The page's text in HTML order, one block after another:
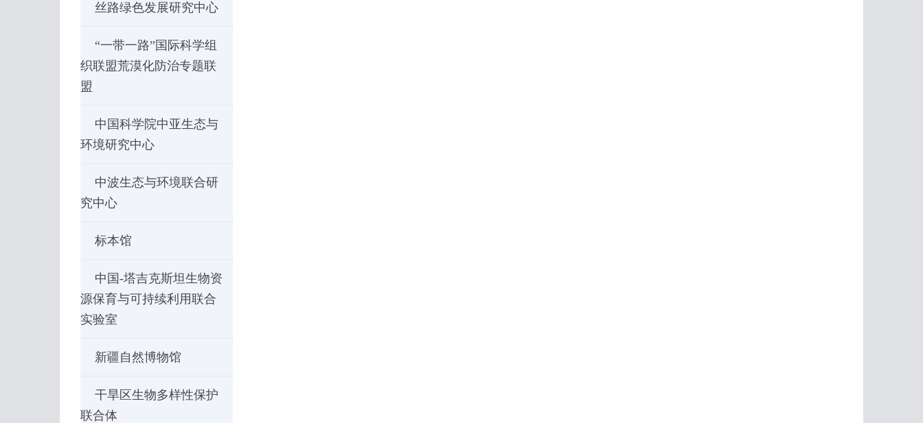
丝路绿色发展研究中心
“一带一路”国际科学组
织联盟荒漠化防治专题联
盟
中国科学院中亚生态与
环境研究中心
中波生态与环境联合研
究中心
标本馆
中国-塔吉克斯坦生物资
源保育与可持续利用联合
实验室
新疆自然博物馆
干旱区生物多样性保护
联合体